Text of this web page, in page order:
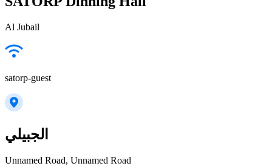
Al Jubail
satorp-guest
الجبيلي
Unnamed Road, Unnamed Road